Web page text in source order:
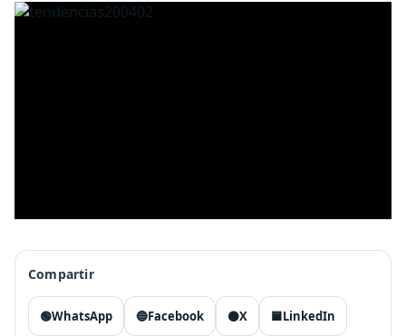
Compartir
🟢WhatsApp 🔵Facebook ⚫X 🟦LinkedIn